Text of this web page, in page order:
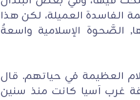
الفاسدة العميلة، لكن هذا
الصَّحوة الإسلامية واسعةٌ
العظيمة في حياتهم. قال
غرب آسيا كانت منذ سنين